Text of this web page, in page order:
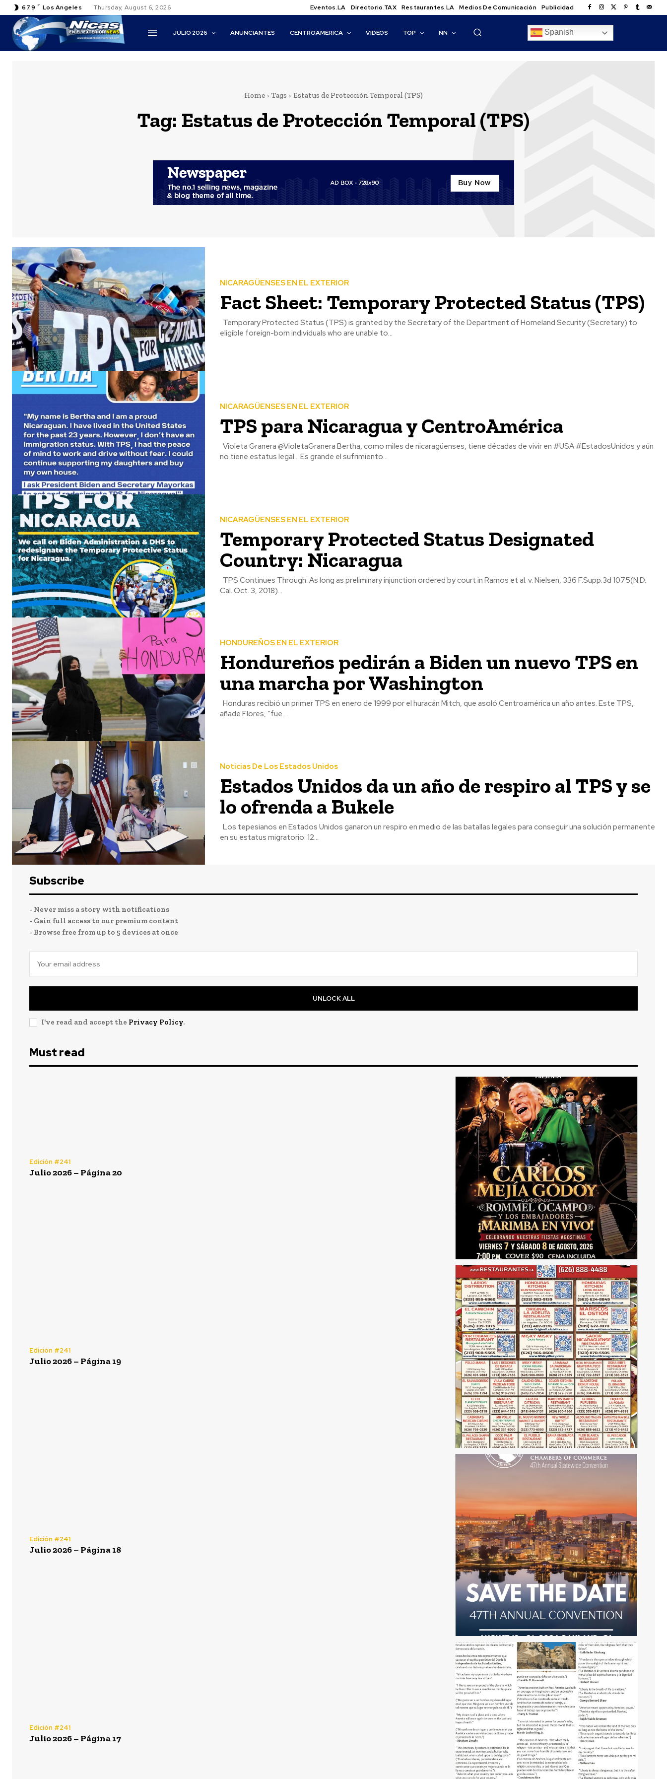
67.9 F Los Angeles Thursday, August 6, 2026 Eventos.LA Directorio.TAX Restaurantes.LA Medios De Comunicación Publicidad
JULIO 2026 ANUNCIANTES CENTROAMÉRICA VIDEOS TOP NN
Home Tags Estatus de Protección Temporal (TPS)
Tag: Estatus de Protección Temporal (TPS)
NICARAGÜENSES EN EL EXTERIOR
Fact Sheet: Temporary Protected Status (TPS)
eligible foreign-born individuals who are unable to...
NICARAGÜENSES EN EL EXTERIOR
TPS para Nicaragua y CentroAmérica
no tiene estatus legal… Es grande el sufrimiento...
NICARAGÜENSES EN EL EXTERIOR
Temporary Protected Status Designated
Country: Nicaragua
Cal. Oct. 3, 2018)...
HONDUREÑOS EN EL EXTERIOR
Hondureños pedirán a Biden un nuevo TPS en
una marcha por Washington
añade Flores, “fue...
Noticias De Los Estados Unidos
Estados Unidos da un año de respiro al TPS y se
lo ofrenda a Bukele
en su estatus migratorio: 12...
Subscribe
- Never miss a story with notifications
- Gain full access to our premium content
- Browse free from up to 5 devices at once
UNLOCK ALL
I've read and accept the Privacy Policy.
Must read
Edición #241
Julio 2026 – Página 20
Edición #241
Julio 2026 – Página 19
Edición #241
Julio 2026 – Página 18
Edición #241
Julio 2026 – Página 17
Spanish